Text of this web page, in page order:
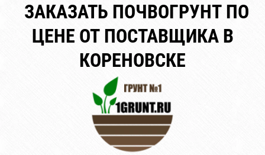
ЗАКАЗАТЬ ПОЧВОГРУНТ ПО
ЦЕНЕ ОТ ПОСТАВЩИКА В
КОРЕНОВСКЕ